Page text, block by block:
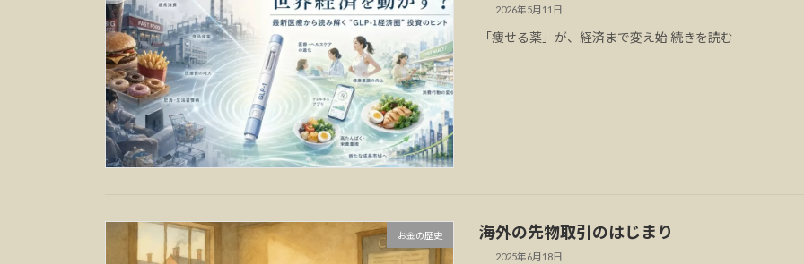
2026年5月11日
「痩せる薬」が、経済まで変え始 続きを読む
お金の歴史 海外の先物取引のはじまり
2025年6月18日